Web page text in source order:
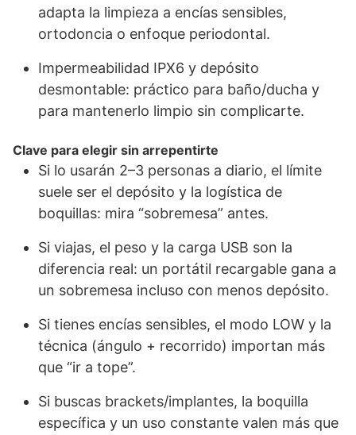
adapta la limpieza a encías sensibles,
ortodoncia o enfoque periodontal.
Impermeabilidad IPX6 y depósito
desmontable: práctico para baño/ducha y
para mantenerlo limpio sin complicarte.
Clave para elegir sin arrepentirte
Si lo usarán 2–3 personas a diario, el límite
suele ser el depósito y la logística de
boquillas: mira “sobremesa” antes.
Si viajas, el peso y la carga USB son la
diferencia real: un portátil recargable gana a
un sobremesa incluso con menos depósito.
Si tienes encías sensibles, el modo LOW y la
técnica (ángulo + recorrido) importan más
que “ir a tope”.
Si buscas brackets/implantes, la boquilla
específica y un uso constante valen más que